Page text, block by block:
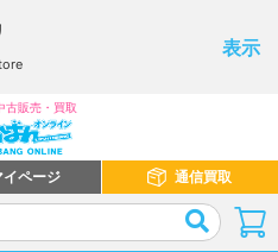
表示
古販売・買取
イページ 通信買取